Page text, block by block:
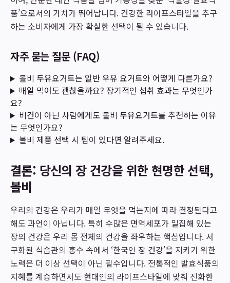
품’으로서의 가치가 뛰어납니다. 건강한 라이프스타일을 추구
하는 소비자에게 가장 확실한 선택이 될 수 있습니다.
자주 묻는 질문 (FAQ)
볼비 두유요거트는 일반 우유 요거트와 어떻게 다른가요?
매일 먹어도 괜찮을까요? 장기적인 섭취 효과는 무엇인가
요?
비건이 아닌 사람에게도 볼비 두유요거트를 추천하는 이유
는 무엇인가요?
볼비 제품 선택 시 팁이 있다면 알려주세요.
결론: 당신의 장 건강을 위한 현명한 선택,
볼비
우리의 건강은 우리가 매일 무엇을 먹는지에 따라 결정된다고
해도 과언이 아닙니다. 특히 수많은 면역세포가 밀집해 있는
장의 건강은 우리 몸 전체의 건강을 좌우하는 핵심입니다. 서
구화된 식습관의 홍수 속에서 ‘한국인 장 건강’을 지키기 위한
노력은 더 이상 선택이 아닌 필수입니다. 전통적인 발효식품의
지혜를 계승하면서도 현대인의 라이프스타일에 맞춰 진화한